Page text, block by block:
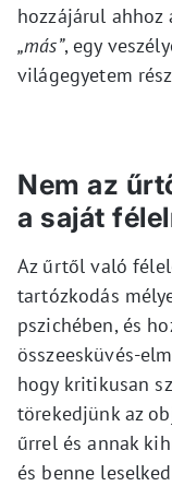
hozzájárul ahhoz
„más”, egy
világegyetem
Nem az
a saját
Az űrtől való
tartózkodás
pszichében, és
összeesküvés-
hogy kritikusan
törekedjünk az
űrrel és annak
és benne